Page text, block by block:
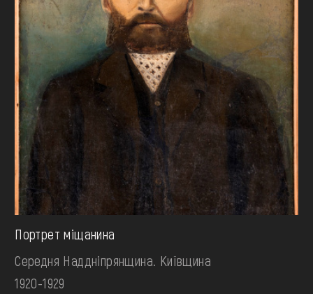
Портрет міщанина
Середня Наддніпрянщина. Київщина
1920-1929